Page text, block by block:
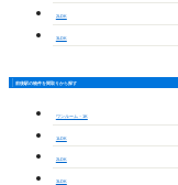
2LDK
3LDK
前後駅の物件を間取りから探す
ワンルーム・1K
1LDK
2LDK
3LDK